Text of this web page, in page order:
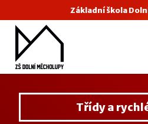
Základní škola
Třídy a